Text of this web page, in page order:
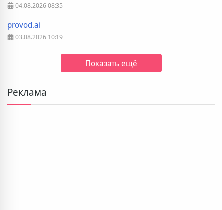
04.08.202608:35
provod.ai
03.08.2026 10:19
Показать ещё
Реклама